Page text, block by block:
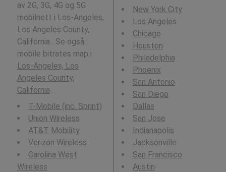
av 2G, 3G, 4G og 5G
mobilnett i Los-Angeles,
Los Angeles County,
California . Se også:
mobile bitrates map i
Los-Angeles, Los
Angeles County,
California .
T-Mobile (inc. Sprint)
Union Wireless
AT&T Mobility
Verizon Wireless
Carolina West
Wireless
New York City
Los Angeles
Chicago
Houston
Philadelphia
Phoenix
San Antonio
San Diego
Dallas
San Jose
Indianapolis
Jacksonville
San Francisco
Austin